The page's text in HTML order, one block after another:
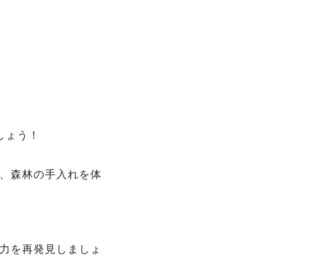
う！
森林の手入れを体
を再発見しましょ